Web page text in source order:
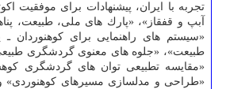
تجربه با ایران، پیشنهادات برای موفقیت
آبپ و قفقاز»، «پارك های ملی، طبیعت،
«سیستم های راهنمایی برای كوهنوردان ـ
طبیعت»، «جلوه های معنوی گردشگری طبیعی
«مقایسه تطبیعی توان های گردشگری
«طراحی و مدلسازی مسیرهای كوهنوردی»